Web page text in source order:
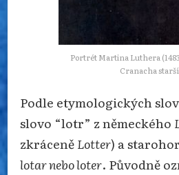
Portrét Martina Luthera
Cranacha
Podle etymologických
slovo “lotr” z německého
zkráceněLotter) a
lotar nebo loter. Původně